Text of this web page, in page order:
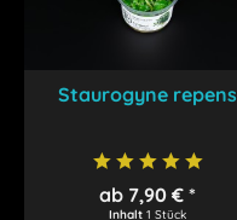
Staurogyne repens
ab 7,90 € *
Inhalt1 Stück